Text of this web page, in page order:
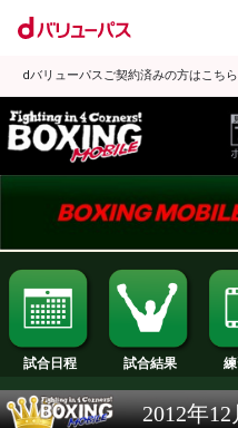
dバリューパスご契約済みの方はこちら